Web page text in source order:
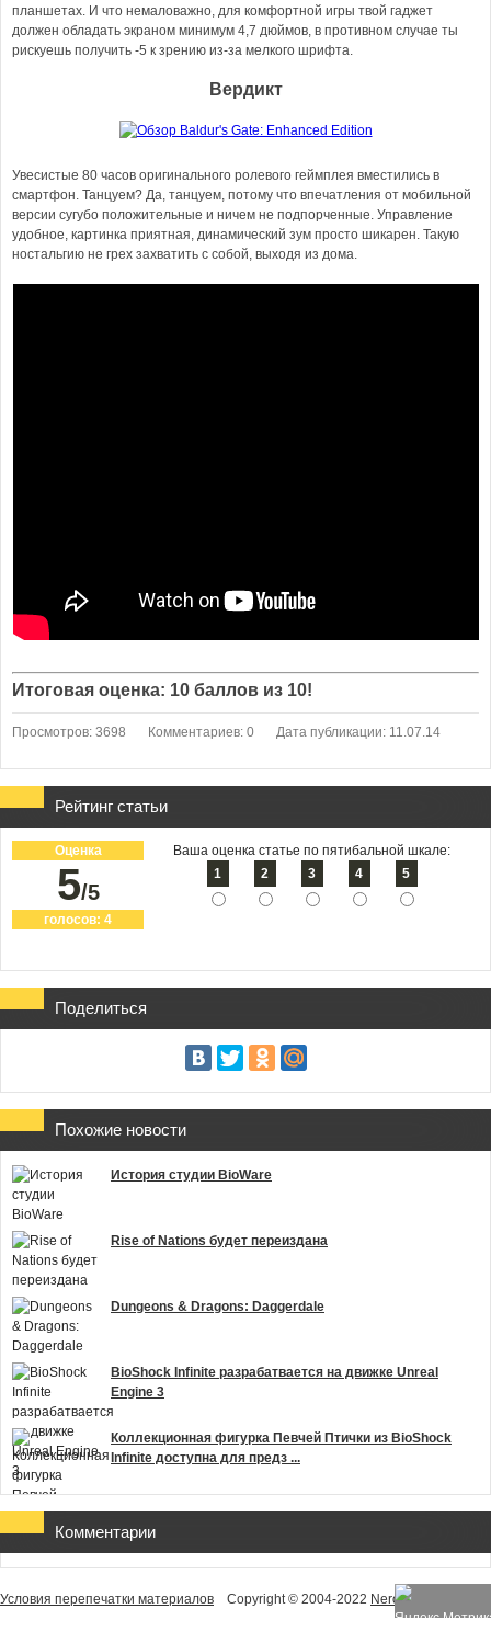
планшетах. И что немаловажно, для комфортной игры твой гаджет
должен обладать экраном минимум 4,7 дюймов, в противном случае ты
рискуешь получить -5 к зрению из-за мелкого шрифта.
Вердикт
Увесистые 80 часов оригинального ролевого геймплея вместились в
смартфон. Танцуем? Да, танцуем, потому что впечатления от мобильной
версии сугубо положительные и ничем не подпорченные. Управление
удобное, картинка приятная, динамический зум просто шикарен. Такую
ностальгию не грех захватить с собой, выходя из дома.
Итоговая оценка: 10 баллов из 10!
Просмотров: 3698 Комментариев: 0 Дата публикации: 11.07.14
Рейтинг статьи
Оценка
5/5
голосов: 4
Ваша оценка статье по пятибальной шкале:
1
2 3 4 5
Поделиться
Похожие новости
История студии BioWare
Rise of Nations будет переиздана
Dungeons & Dragons: Daggerdale
BioShock Infinite разрабатвается на движке Unreal
Engine 3
Коллекционная фигурка Певчей Птички из BioShock
Infinite доступна для предз ...
Комментарии
Условия перепечатки материалов Copyright © 2004-2022 NeroHelp